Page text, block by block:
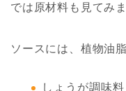
では原材料も見てみま
ソースには、植物油
しょうが調味料